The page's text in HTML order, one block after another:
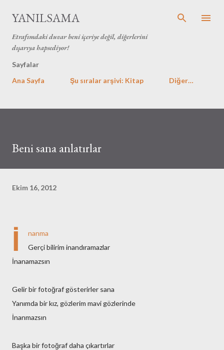
YANILSAMA
Etrafımdaki duvar beni içeriye değil, diğerlerini
dışarıya hapsediyor!
Sayfalar
Ana Sayfa
Şu sıralar arşivi: Kitap Diğer…
Beni sana anlatırlar
Ekim 16, 2012
İ
nanma
Gerçi bilirim inandıramazlar
İnanamazsın
Gelir bir fotoğraf gösterirler sana
Yanımda bir kız, gözlerim mavi gözlerinde
İnanmazsın
Başka bir fotoğraf daha çıkartırlar